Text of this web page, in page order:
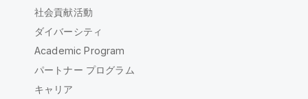
社会貢献活動
ダイバーシティ
Academic Program
パートナー プログラム
キャリア